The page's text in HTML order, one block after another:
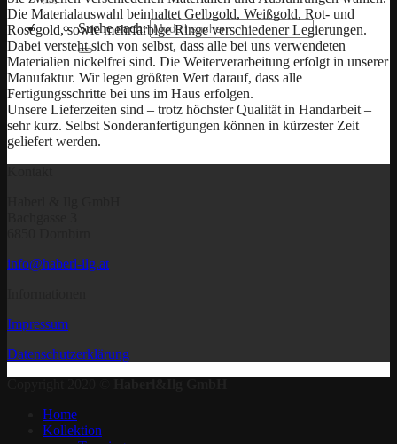
Suche nach:
Die Materialauswahl beinhaltet Gelbgold, Weißgold, Rot- und
Roségold, sowie mehrfarbige Ringe verschiedener Legierungen.
Dabei versteht sich von selbst, dass alle bei uns verwendeten
Materialien nickelfrei sind. Die Weiterverarbeitung erfolgt in unserer
Manufaktur. Wir legen größten Wert darauf, dass alle
Fertigungsschritte bei uns im Haus erfolgen.
Unsere Lieferzeiten sind – trotz höchster Qualität in Handarbeit –
sehr kurz. Selbst Sonderanfertigungen können in kürzester Zeit
geliefert werden.
info@haberl-ilg.at
Impressum
Datenschutzerklärung
Home
Kollektion